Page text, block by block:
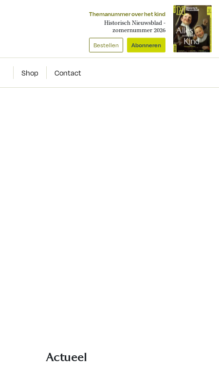
Themanummer over het kind
Historisch Nieuwsblad -
zomernummer 2026
Bestellen Abonneren
Shop Contact
Actueel